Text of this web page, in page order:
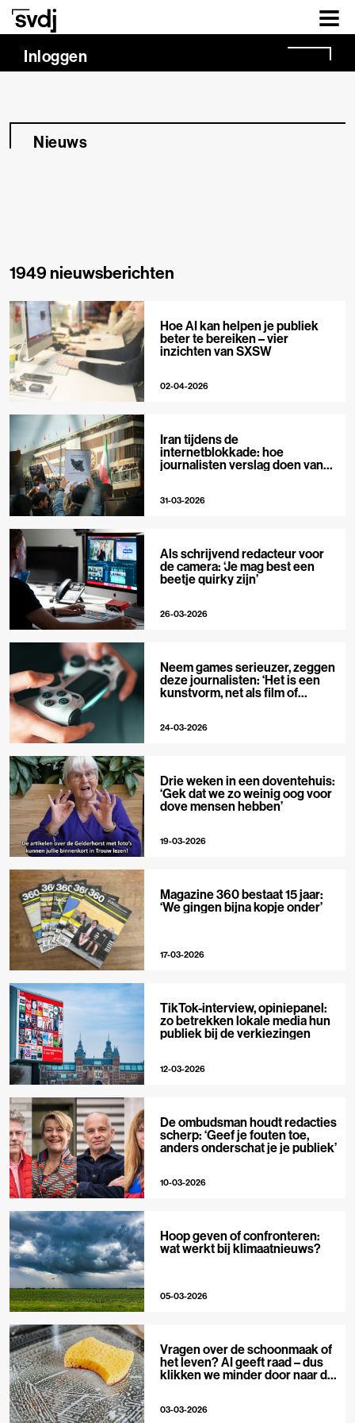
Naar hoofdinhoud
Inloggen
Nieuws
1949 nieuwsberichten
Hoe AI kan helpen je publiek
beter te bereiken – vier
inzichten van SXSW
02-04-2026
Iran tijdens de
internetblokkade: hoe
journalisten verslag doen van
31-03-2026
Als schrijvend redacteur voor
de camera: ‘Je mag best een
beetje quirky zijn’
26-03-2026
Neem games serieuzer, zeggen
deze journalisten: ‘Het is een
kunstvorm, net als film of
24-03-2026
Drie weken in een doventehuis:
‘Gek dat we zo weinig oog voor
dove mensen hebben’
19-03-2026
Magazine 360 bestaat 15 jaar:
‘We gingen bijna kopje onder’
17-03-2026
TikTok-interview, opiniepanel:
zo betrekken lokale media hun
publiek bij de verkiezingen
12-03-2026
De ombudsman houdt redacties
scherp: ‘Geef je fouten toe,
anders onderschat je je publiek’
10-03-2026
Hoop geven of confronteren:
wat werkt bij klimaatnieuws?
05-03-2026
Vragen over de schoonmaak of
het leven? AI geeft raad – dus
klikken we minder door naar de
03-03-2026